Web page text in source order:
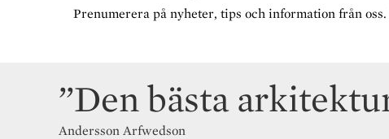
Prenumerera på nyheter, tips och information från
”Den bästa
Andersson Arfwedson